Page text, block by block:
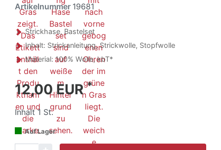
Artikelnummer 19681
Strickhase, Bastelset
Inhalt: Strickanleitung, Strickwolle, Stopfwolle
Material: 100% Wolle, kbT*
12,00 EUR*
Inhalt1 St.
Auf Lager